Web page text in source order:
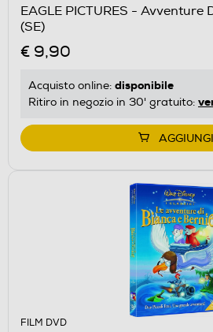
EAGLE PICTURES - Avventure
(SE)
€ 9,90
Acquisto online: disponibile
Ritiro in negozio in 30' gratuito:
AGGIUNGI
FILM DVD